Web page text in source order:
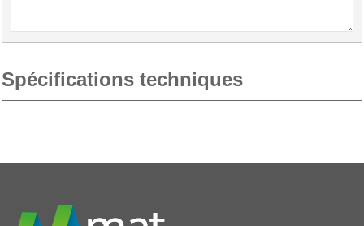
Spécifications techniques